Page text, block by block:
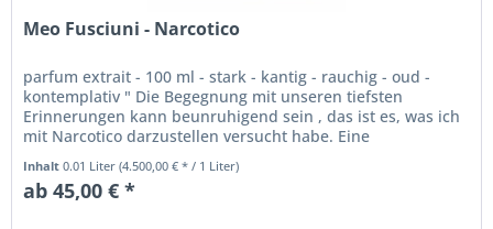
Meo Fusciuni - Narcotico
parfum extrait - 100 ml - stark - kantig - rauchig - oud -
kontemplativ " Die Begegnung mit unseren tiefsten
Erinnerungen kann beunruhigend sein , das ist es, was ich
mit Narcotico darzustellen versucht habe. Eine
persönliche,...
Inhalt0.01 Liter(4.500,00 € * / 1 Liter)
ab 45,00 € *